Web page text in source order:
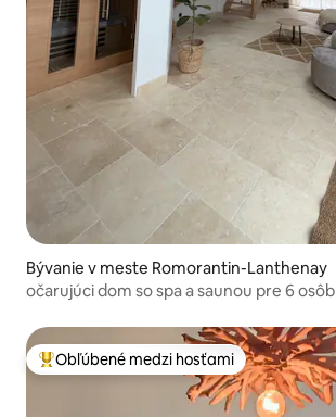
Bývanie v meste Romorantin-Lanthenay
očarujúci dom so spa a saunou pre 6 osôb
Najobľúbenejšie medzi hosťami
Obľúbené medzi hosťami